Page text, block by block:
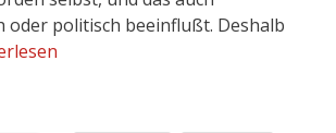
oder politisch beeinflußt. Deshalb